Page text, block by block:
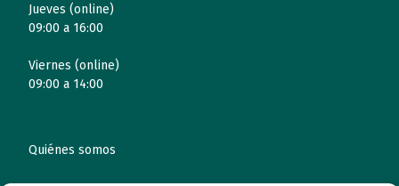
Jueves (online)
09:00 a 16:00
Viernes (online)
09:00 a 14:00
Quiénes somos